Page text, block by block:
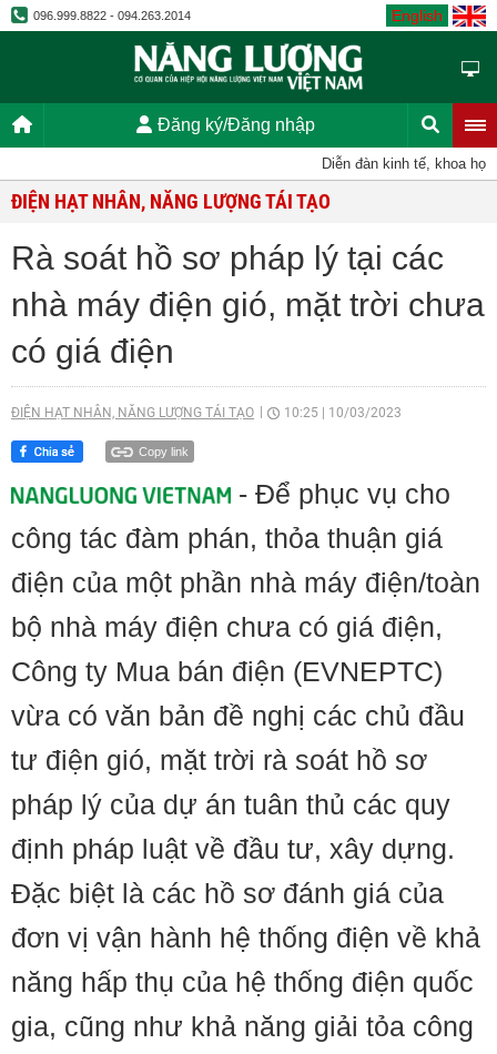
096.999.8822 - 094.263.2014 English
Đăng ký/Đăng nhập
Diễn đàn kinh tế, khoa học,
ĐIỆN HẠT NHÂN, NĂNG LƯỢNG TÁI TẠO
Rà soát hồ sơ pháp lý tại các
nhà máy điện gió, mặt trời chưa
có giá điện
ĐIỆN HẠT NHÂN, NĂNG LƯỢNG TÁI TẠO 10:25 10/03/2023
Copy link
- Để phục vụ cho
công tác đàm phán, thỏa thuận giá
điện của một phần nhà máy điện/toàn
bộ nhà máy điện chưa có giá điện,
Công ty Mua bán điện (EVNEPTC)
vừa có văn bản đề nghị các chủ đầu
tư điện gió, mặt trời rà soát hồ sơ
pháp lý của dự án tuân thủ các quy
định pháp luật về đầu tư, xây dựng.
Đặc biệt là các hồ sơ đánh giá của
đơn vị vận hành hệ thống điện về khả
năng hấp thụ của hệ thống điện quốc
gia, cũng như khả năng giải tỏa công